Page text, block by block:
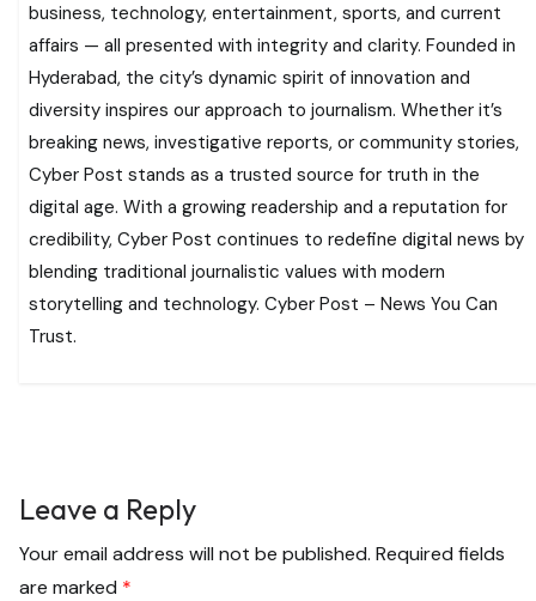
business, technology, entertainment, sports, and current
affairs — all presented with integrity and clarity. Founded in
Hyderabad, the city’s dynamic spirit of innovation and
diversity inspires our approach to journalism. Whether it’s
breaking news, investigative reports, or community stories,
Cyber Post stands as a trusted source for truth in the
digital age. With a growing readership and a reputation for
credibility, Cyber Post continues to redefine digital news by
blending traditional journalistic values with modern
storytelling and technology. Cyber Post – News You Can
Trust.
Leave a Reply
Your email address will not be published. Required fields
are marked *